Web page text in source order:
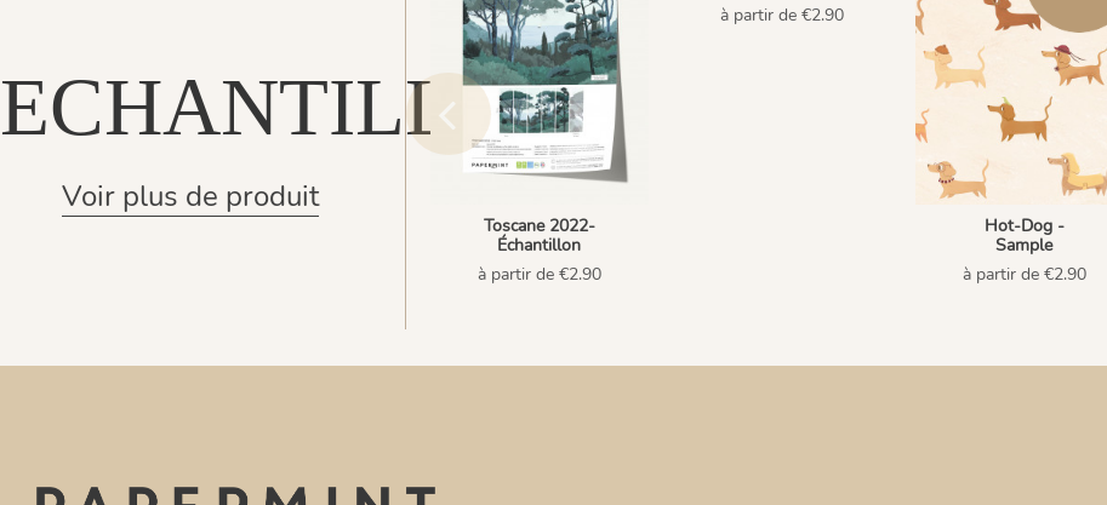
ECHANTILLONS
Voir plus de produit
Toscane 2022-
Échantillon
à partir de €2.90
à partir de €2.90
Hot-Dog -
Sample
à partir de €2.90